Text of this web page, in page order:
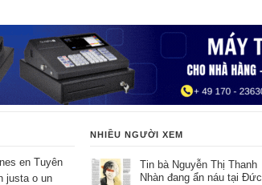
en Tuyên
justa o un
NHIỀU NGƯỜI XEM
Tin bà Nguyễn Thị Thanh
Nhàn đang ẩn náu tại Đức